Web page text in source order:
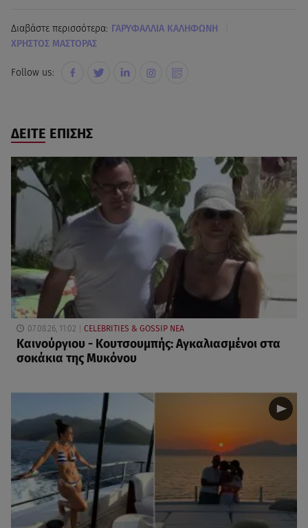
Διαβάστε περισσότερα: ΓΑΡΥΦΑΛΛΙΑ ΚΑΛΗΦΩΝΗ
ΧΡΗΣΤΟΣ ΜΑΣΤΟΡΑΣ
Follow us:
ΔΕΙΤΕ ΕΠΙΣΗΣ
07.08.26, 11:02 CELEBRITIES & GOSSIP ΝΕΑ
Καινούργιου - Κουτσουμπής: Αγκαλιασμένοι στα
σοκάκια της Μυκόνου